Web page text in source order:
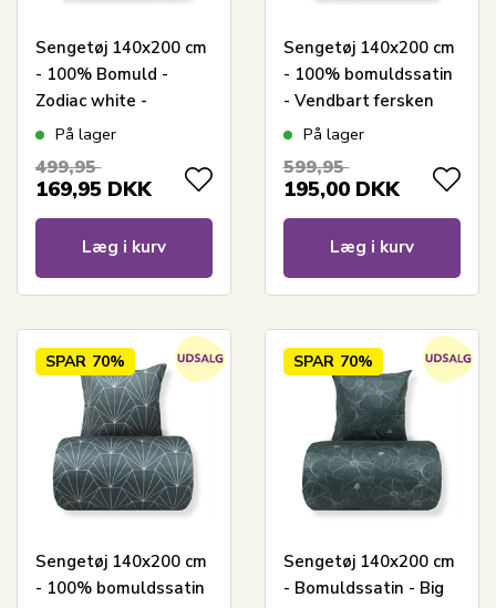
Sengetøj 140x200 cm
- 100% Bomuld -
Zodiac white -
Vendbart med
På lager
499,95
169,95 DKK
Læg i kurv
Sengetøj 140x200 cm
- 100% bomuldssatin
- Vendbart fersken
Hexagon print
På lager
599,95
195,00 DKK
Læg i kurv
SPAR 70%
Sengetøj 140x200 cm
- 100% bomuldssatin
SPAR 70%
Sengetøj 140x200 cm
- Bomuldssatin - Big